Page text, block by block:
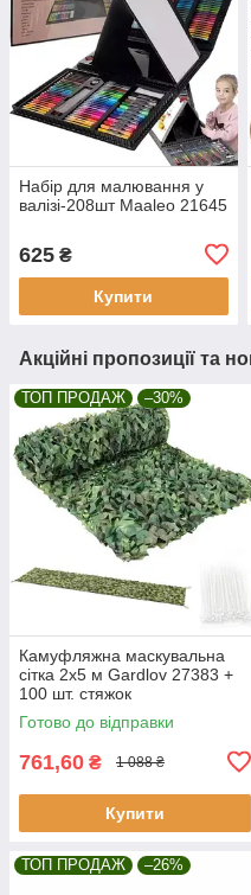
Набір для малювання у
валізі-208шт Maaleo 21645
625 ₴
Купити
Акційні пропозиції та
ТОП ПРОДАЖ –30%
Камуфляжна маскувальна
сітка 2x5 м Gardlov 27383 +
100 шт. стяжок
Готово до відправки
761,60 ₴ 1 088 ₴
Купити
ТОП ПРОДАЖ –26%